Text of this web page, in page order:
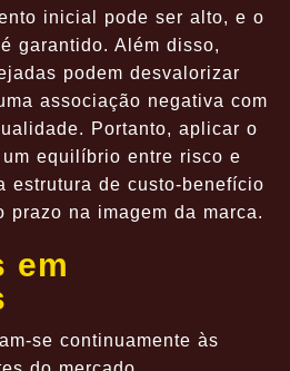
inicial pode ser alto, e o
garantido. Além disso,
podem desvalorizar
associação negativa com
Portanto, aplicar o
equilíbrio entre risco e
estrutura de custo-benefício
prazo na imagem da marca.
em
se continuamente às